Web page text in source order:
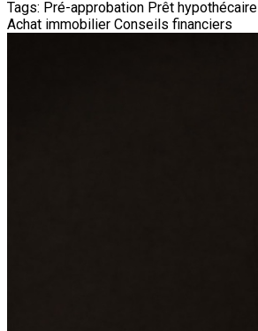
Tags: Pré-approbation Prêt hypothécaire
Achat immobilier Conseils financiers